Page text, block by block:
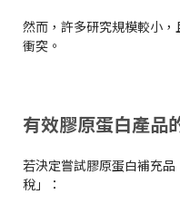
然而，許多研究規模較小
衝突。
有效膠原蛋白產品
若決定嘗試膠原蛋白補充
稅」：